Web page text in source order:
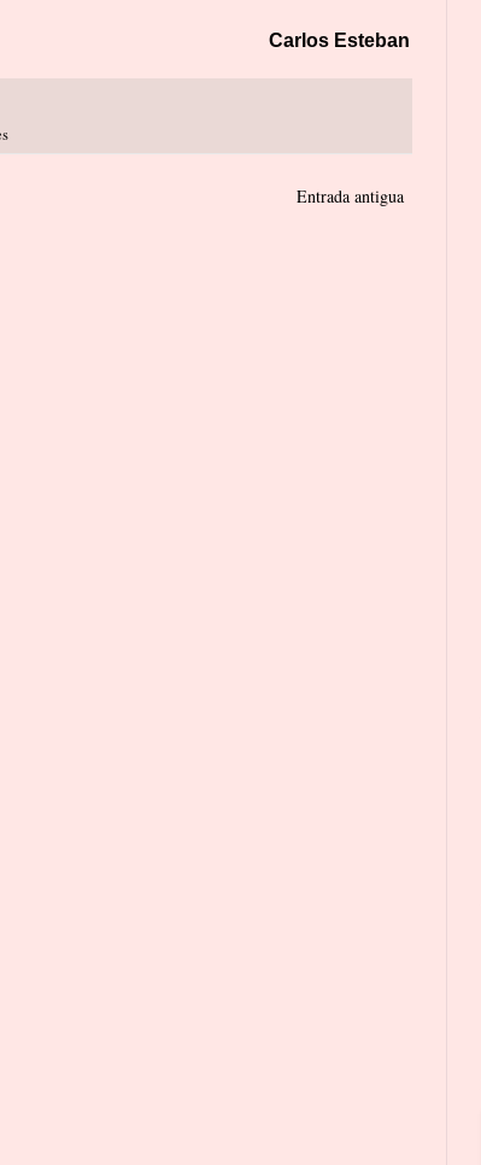
Carlos Esteban
Entrada antigua